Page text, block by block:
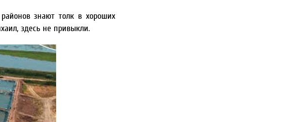
знают толк в хороших
здесь не привыкли.